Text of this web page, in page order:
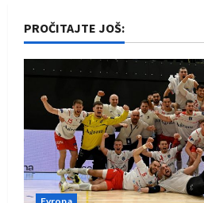
v
i
g
a
t
i
PROČITAJTE JOŠ: